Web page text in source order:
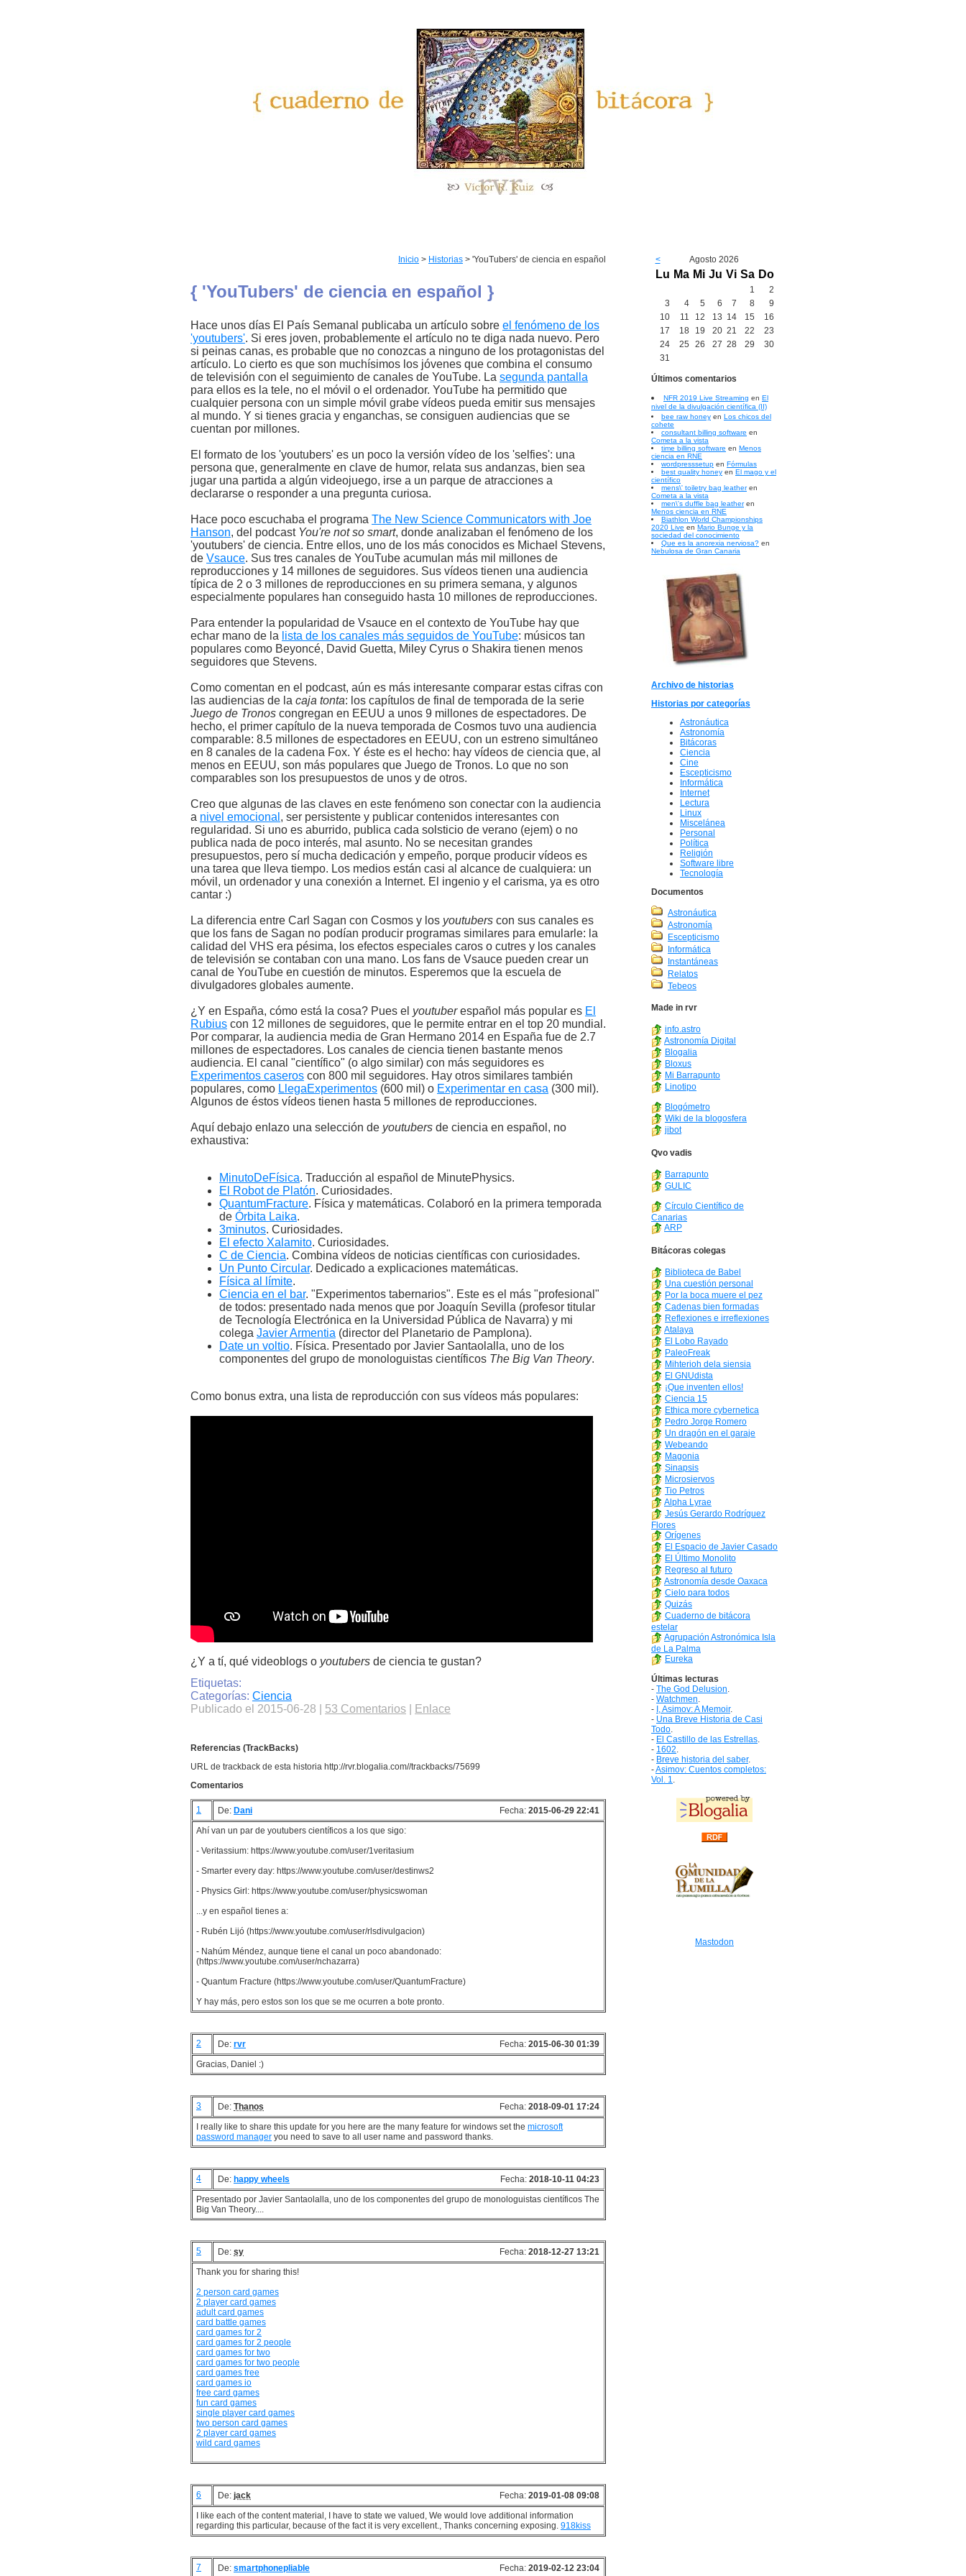
Inicio > Historias > 'YouTubers' de ciencia en español
{ 'YouTubers' de ciencia en español }
Hace unos días El País Semanal publicaba un artículo sobre el fenómeno de los
'youtubers'. Si eres joven, probablemente el artículo no te diga nada nuevo. Pero
si peinas canas, es probable que no conozcas a ninguno de los protagonistas del
artículo. Lo cierto es que son muchísimos los jóvenes que combina el consumo
de televisión con el seguimiento de canales de YouTube. La segunda pantalla
para ellos es la tele, no el móvil o el ordenador. YouTube ha permitido que
cualquier persona con un simple móvil grabe vídeos pueda emitir sus mensajes
al mundo. Y si tienes gracia y enganchas, se consiguen audiencias que se
cuentan por millones.
El formato de los 'youtubers' es un poco la versión vídeo de los 'selfies': una
persona que, generalmente en clave de humor, relata sus andanzas, bien sea
jugar una partida a algún videojuego, irse a un parque de atracciones a
declararse o responder a una pregunta curiosa.
Hace poco escuchaba el programa The New Science Communicators with Joe
Hanson, del podcast You're not so smart, donde analizaban el fenómeno de los
'youtubers' de ciencia. Entre ellos, uno de los más conocidos es Michael Stevens,
de Vsauce. Sus tres canales de YouTube acumulan más mil millones de
reproducciones y 14 millones de seguidores. Sus vídeos tienen una audiencia
típica de 2 o 3 millones de reproducciones en su primera semana, y algunos
especialmente populares han conseguido hasta 10 millones de reproducciones.
Para entender la popularidad de Vsauce en el contexto de YouTube hay que
echar mano de la lista de los canales más seguidos de YouTube: músicos tan
populares como Beyoncé, David Guetta, Miley Cyrus o Shakira tienen menos
seguidores que Stevens.
Como comentan en el podcast, aún es más interesante comparar estas cifras con
las audiencias de la caja tonta: los capítulos de final de temporada de la serie
Juego de Tronos congregan en EEUU a unos 9 millones de espectadores. De
hecho, el primer capítulo de la nueva temporada de Cosmos tuvo una audiencia
comparable: 8.5 millones de espectadores en EEUU, con un estreno simultáneo
en 8 canales de la cadena Fox. Y éste es el hecho: hay vídeos de ciencia que, al
menos en EEUU, son más populares que Juego de Tronos. Lo que no son
comparables son los presupuestos de unos y de otros.
Creo que algunas de las claves en este fenómeno son conectar con la audiencia
a nivel emocional , ser persistente y publicar contenidos interesantes con
regularidad. Si uno es aburrido, publica cada solsticio de verano (ejem) o no
publica nada de poco interés, mal asunto. No se necesitan grandes
presupuestos, pero sí mucha dedicación y empeño, porque producir vídeos es
una tarea que lleva tiempo. Los medios están casi al alcance de cualquiera: un
móvil, un ordenador y una conexión a Internet. El ingenio y el carisma, ya es otro
cantar :)
La diferencia entre Carl Sagan con Cosmos y los youtubers con sus canales es
que los fans de Sagan no podían producir programas similares para emularle: la
calidad del VHS era pésima, los efectos especiales caros o cutres y los canales
de televisión se contaban con una mano. Los fans de Vsauce pueden crear un
canal de YouTube en cuestión de minutos. Esperemos que la escuela de
divulgadores globales aumente.
¿Y en España, cómo está la cosa? Pues el youtuberespañol más popular es El
Rubius con 12 millones de seguidores, que le permite entrar en el top 20 mundial.
Por comparar, la audiencia media de Gran Hermano 2014 en España fue de 2.7
millones de espectadores. Los canales de ciencia tienen bastante menos
audiencia. El canal "científico" (o algo similar) con más seguidores es
Experimentos caseros con 800 mil seguidores. Hay otros similares también
populares, como LlegaExperimentos (600 mil) o Experimentar en casa (300 mil).
Algunos de éstos vídeos tienen hasta 5 millones de reproducciones.
Aquí debajo enlazo una selección de youtubers de ciencia en español, no
exhaustiva:
MinutoDeFísica. Traducción al español de MinutePhysics.
El Robot de Platón. Curiosidades.
QuantumFracture. Física y matemáticas. Colaboró en la primera temporada
de Órbita Laika.
3minutos. Curiosidades.
El efecto Xalamito. Curiosidades.
C de Ciencia. Combina vídeos de noticias científicas con curiosidades.
Un Punto Circular. Dedicado a explicaciones matemáticas.
Física al límite.
Ciencia en el bar. "Experimentos tabernarios". Este es el más "profesional"
de todos: presentado nada menos que por Joaquín Sevilla (profesor titular
de Tecnología Electrónica en la Universidad Pública de Navarra) y mi
colega Javier Armentia (director del Planetario de Pamplona).
Date un voltio. Física. Presentado por Javier Santaolalla, uno de los
componentes del grupo de monologuistas científicos The Big Van Theory.
Como bonus extra, una lista de reproducción con sus vídeos más populares:
¿Y a tí, qué videoblogs o youtubers de ciencia te gustan?
Etiquetas:
Categorías: Ciencia
Publicado el 2015-06-28 | 53 Comentarios Enlace
Referencias (TrackBacks)
URL de trackback de esta historia http://rvr.blogalia.com//trackbacks/75699
Comentarios
1 De: Dani Fecha: 2015-06-29 22:41
Ahí van un par de youtubers científicos a los que sigo:
- Veritassium: https://www.youtube.com/user/1veritasium
- Smarter every day: https://www.youtube.com/user/destinws2
- Physics Girl: https://www.youtube.com/user/physicswoman
...y en español tienes a:
- Rubén Lijó (https://www.youtube.com/user/rlsdivulgacion)
- Nahúm Méndez, aunque tiene el canal un poco abandonado:
(https://www.youtube.com/user/nchazarra)
- Quantum Fracture (https://www.youtube.com/user/QuantumFracture)
Y hay más, pero estos son los que se me ocurren a bote pronto.
2 De: rvr Fecha: 2015-06-30 01:39
Gracias, Daniel :)
3 De: Thanos Fecha: 2018-09-01 17:24
I really like to share this update for you here are the many feature for windows set the microsoft
password manager you need to save to all user name and password thanks.
4 De: happy wheels Fecha: 2018-10-11 04:23
Presentado por Javier Santaolalla, uno de los componentes del grupo de monologuistas científicos The
Big Van Theory....
5 De: sy Fecha: 2018-12-27 13:21
Thank you for sharing this!
2 person card games
2 player card games
adult card games
card battle games
card games for 2
card games for 2 people
card games for two
card games for two people
card games free
card games io
free card games
fun card games
single player card games
two person card games
2 player card games
wild card games
6 De: jack Fecha: 2019-01-08 09:08
I like each of the content material, I have to state we valued, We would love additional information
regarding this particular, because of the fact it is very excellent., Thanks concerning exposing. 918kiss
7 De: smartphonepliable Fecha: 2019-02-12 23:04
< Agosto 2026
Lu Ma Mi Ju Vi Sa Do
1
2
3
4 5 6 7 8
9
10
11 12 13 14 15
16
17
18 19 20 21 22
23
24
25 26 27 28 29
30
31
Últimos comentarios
NFR 2019 Live Streaming en El
nivel de la divulgación científica (II)
bee raw honey en Los chicos del
cohete
consultant billing software en
Cometa a la vista
time billing software en Menos
ciencia en RNE
wordpresssetup en Fórmulas
best quality honey en El mago y el
científico
mens\' toiletry bag leatheren
Cometa a la vista
men\'s duffle bag leatheren
Menos ciencia en RNE
Biathlon World Championships
2020 Live en Mario Bunge y la
sociedad del conocimiento
Que es la anorexia nerviosa? en
Nebulosa de Gran Canaria
Archivo de historias
Historias por categorías
Astronáutica
Astronomía
Bitácoras
Ciencia
Cine
Escepticismo
Informática
Internet
Lectura
Linux
Miscelánea
Personal
Política
Religión
Software libre
Tecnología
Documentos
Astronáutica
Astronomía
Escepticismo
Informática
Instantáneas
Relatos
Tebeos
Made in rvr
info.astro
Astronomía Digital
Blogalia
Bloxus
Mi Barrapunto
Linotipo
Blogómetro
Wiki de la blogosfera
jibot
Qvo vadis
Barrapunto
GULIC
Círculo Científico de
Canarias
ARP
Bitácoras colegas
Biblioteca de Babel
Una cuestión personal
Por la boca muere el pez
Cadenas bien formadas
Reflexiones e irreflexiones
Atalaya
El Lobo Rayado
PaleoFreak
Mihterioh dela siensia
El GNUdista
¡Que inventen ellos!
Ciencia 15
Ethica more cybernetica
Pedro Jorge Romero
Un dragón en el garaje
Webeando
Magonia
Sinapsis
Microsiervos
Tio Petros
Alpha Lyrae
Jesús Gerardo Rodríguez
Flores
Orígenes
El Espacio de Javier Casado
El Último Monolito
Regreso al futuro
Astronomía desde Oaxaca
Cielo para todos
Quizás
Cuaderno de bitácora
estelar
Agrupación Astronómica Isla
de La Palma
Eureka
Últimas lecturas
- The God Delusion
- Watchmen
- I, Asimov: A Memoir.
- Una Breve Historia de Casi
Todo
- El Castillo de las Estrellas
- 1602
- Breve historia del saber.
-Asimov: Cuentos completos:
Vol. 1
Mastodon